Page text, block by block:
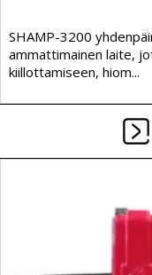
SHAMP-3200
ammattimainen laite,
kiillottamiseen, hiom...